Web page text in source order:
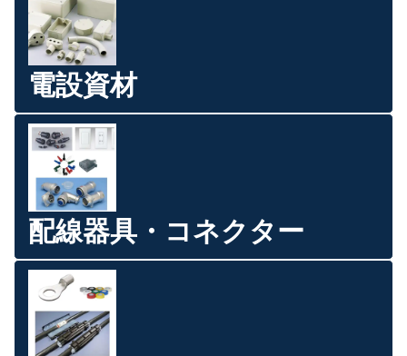
電設資材
配線器具・コネクター